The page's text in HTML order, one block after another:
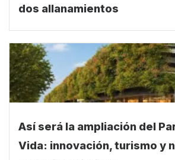
dos allanamientos
Así será la ampliación del
Vida: innovación, turismo y